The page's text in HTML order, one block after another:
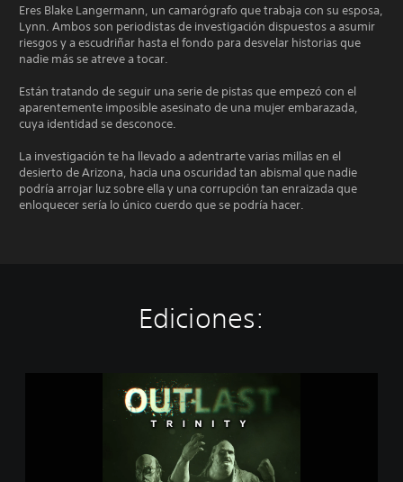
Eres Blake Langermann, un camarógrafo que trabaja con su esposa,
Lynn. Ambos son periodistas de investigación dispuestos a asumir
riesgos y a escudriñar hasta el fondo para desvelar historias que
nadie más se atreve a tocar.
Están tratando de seguir una serie de pistas que empezó con el
aparentemente imposible asesinato de una mujer embarazada,
cuya identidad se desconoce.
La investigación te ha llevado a adentrarte varias millas en el
desierto de Arizona, hacia una oscuridad tan abismal que nadie
podría arrojar luz sobre ella y una corrupción tan enraizada que
enloquecer sería lo único cuerdo que se podría hacer.
Ediciones: